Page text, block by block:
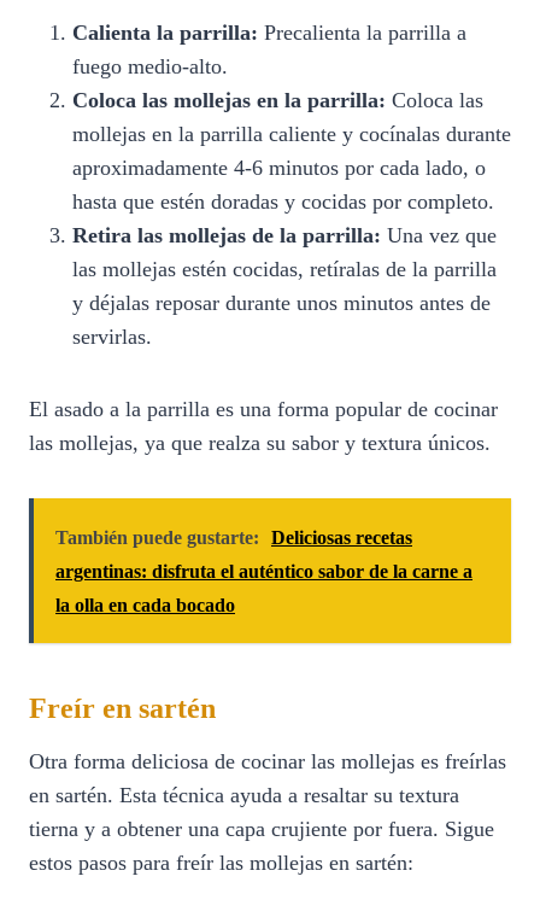
Calienta la parrilla: Precalienta la parrilla a
fuego medio-alto.
Coloca las mollejas en la parrilla: Coloca las
mollejas en la parrilla caliente y cocínalas durante
aproximadamente 4-6 minutos por cada lado, o
hasta que estén doradas y cocidas por completo.
Retira las mollejas de la parrilla: Una vez que
las mollejas estén cocidas, retíralas de la parrilla
y déjalas reposar durante unos minutos antes de
servirlas.
El asado a la parrilla es una forma popular de cocinar
las mollejas, ya que realza su sabor y textura únicos.
También puede gustarte:
Deliciosas recetas
argentinas: disfruta el auténtico sabor de la carne a
la olla en cada bocado
Freír en sartén
Otra forma deliciosa de cocinar las mollejas es freírlas
en sartén. Esta técnica ayuda a resaltar su textura
tierna y a obtener una capa crujiente por fuera. Sigue
estos pasos para freír las mollejas en sartén: